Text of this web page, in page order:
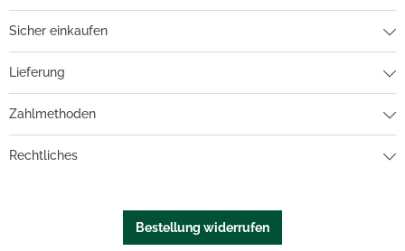
Sicher einkaufen
Lieferung
Zahlmethoden
Rechtliches
Bestellung widerrufen